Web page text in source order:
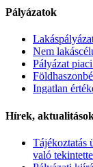
Pályázatok
Nem
Pályázat
Ingatlan
Hírek,
Tájékoztatás
való